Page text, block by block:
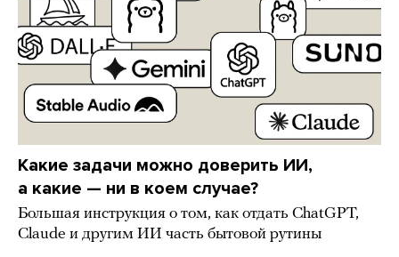
Какие задачи можно доверить ИИ,
а какие — ни в коем случае?
Большая инструкция о том, как отдать ChatGPT,
Claude и другим ИИ часть бытовой рутины